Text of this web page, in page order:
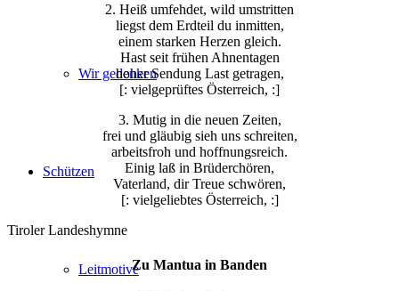
Wir gedenken
Schützen
Leitmotive
2. Heiß umfehdet, wild umstritten
liegst dem Erdteil du inmitten,
einem starken Herzen gleich.
Hast seit frühen Ahnentagen
hoher Sendung Last getragen,
[: vielgeprüftes Österreich, :]
3. Mutig in die neuen Zeiten,
frei und gläubig sieh uns schreiten,
arbeitsfroh und hoffnungsreich.
Einig laß in Brüderchören,
Vaterland, dir Treue schwören,
[: vielgeliebtes Österreich, :]
Tiroler Landeshymne
Zu Mantua in Banden